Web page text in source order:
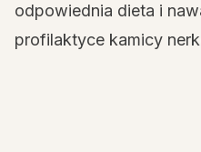
odpowiednia dieta i
profilaktyce kamicy